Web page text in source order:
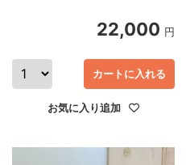
22,000 円
カートに入れる
お気に入り追加